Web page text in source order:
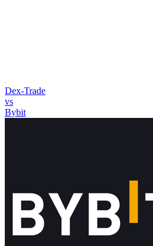
Dex-Trade
vs
Bybit